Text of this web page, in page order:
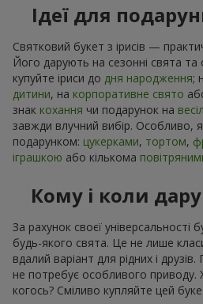
Ідеї для
Святковий букет з ірисів —
Його дарують на сезонні свята та
купуйте іриси до дня народження;
дитини, на корпоративне свято
знак кохання чи подарунок на
завжди влучний вибір. Особливо,
подарунком: цукерками, тортом,
іграшкою або кількома
Кому і коли
За рахунок своєї універсальності
будь-якого свята. Це не лише
вдалий варіант для рідних і
не потребує особливого приводу.
когось? Сміливо купляйте цей